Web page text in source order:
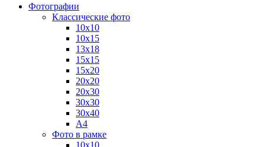
Фотографии
Классические фото
10х10
10х15
13х18
15х15
15х20
20х20
20х30
30х30
30х40
А4
Фото в рамке
10х10